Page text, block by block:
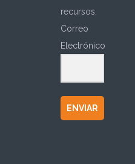
recursos.
Correo
Electrónico
ENVIAR